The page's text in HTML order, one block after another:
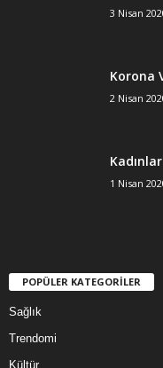
3 Nisan
Korona
2 Nisan
1 Nisan
POPÜLER KATEGORİLER
Sağlık
Trendomi
Kültür